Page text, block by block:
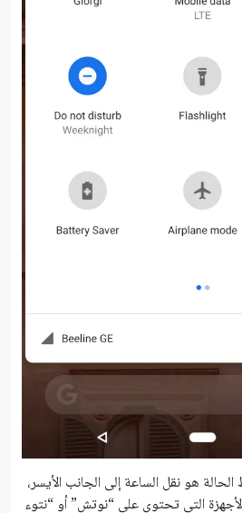
هو نقل الساعة إلى الجانب الأيسر،
التي تحتوي على “نوتش” أو “نتوء